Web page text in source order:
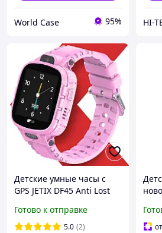
World Case 95% HI-
Детские умные часы с
GPS JETIX DF45 Anti Lost
камерой и Wi-Fi (Pink)
Готово к отправке
5.0 (2)
от